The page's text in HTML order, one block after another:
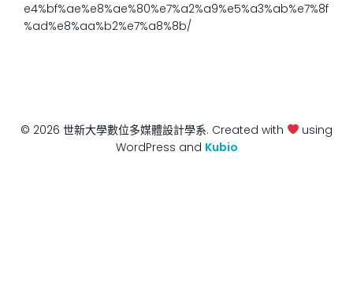
e4%bf%ae%e8%ae%80%e7%a2%a9%e5%a3%ab%e7%8f
%ad%e8%aa%b2%e7%a8%8b/
© 2026 世新大學數位多媒體設計學系. Created with
using
WordPress and Kubio